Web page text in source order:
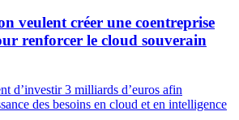
veulent créer une coentreprise
renforcer le cloud souverain
d’investir 3 milliards d’euros afin
des besoins en cloud et en intelligence